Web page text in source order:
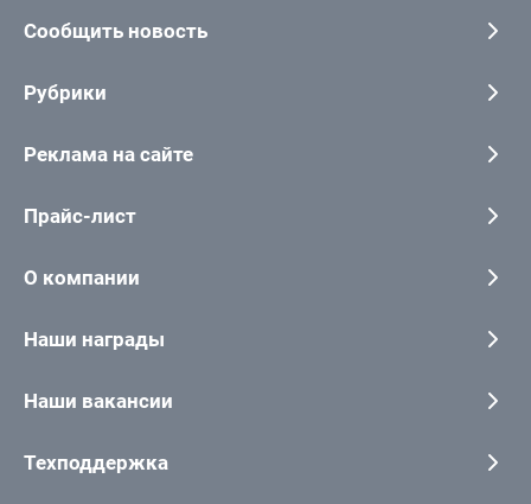
Сообщить новость
Рубрики
Реклама на сайте
Прайс-лист
О компании
Наши награды
Наши вакансии
Техподдержка